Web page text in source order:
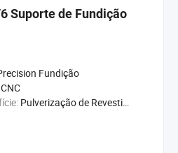
Suporte de Fundição
Fundição
Pulverização de Revestimento